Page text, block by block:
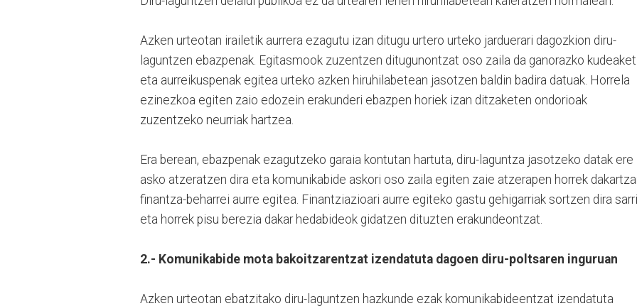
Azken urteotan irailetik aurrera ezagutu izan ditugu urtero urteko jarduerari dagozkion diru-
laguntzen ebazpenak. Egitasmook zuzentzen ditugunontzat oso zaila da ganorazko
eta aurreikuspenak egitea urteko azken hiruhilabetean jasotzen baldin badira datuak. Horrela
ezinezkoa egiten zaio edozein erakunderi ebazpen horiek izan ditzaketen ondorioak
zuzentzeko neurriak hartzea.
Era berean, ebazpenak ezagutzeko garaia kontutan hartuta, diru-laguntza jasotzeko datak ere
asko atzeratzen dira eta komunikabide askori oso zaila egiten zaie atzerapen horrek
finantza-beharrei aurre egitea. Finantziazioari aurre egiteko gastu gehigarriak sortzen dira
eta horrek pisu berezia dakar hedabideok gidatzen dituzten erakundeontzat.
2.- Komunikabide mota bakoitzarentzat izendatuta dagoen diru-poltsaren inguruan
Azken urteotan ebatzitako diru-laguntzen hazkunde ezak komunikabideentzat izendatuta